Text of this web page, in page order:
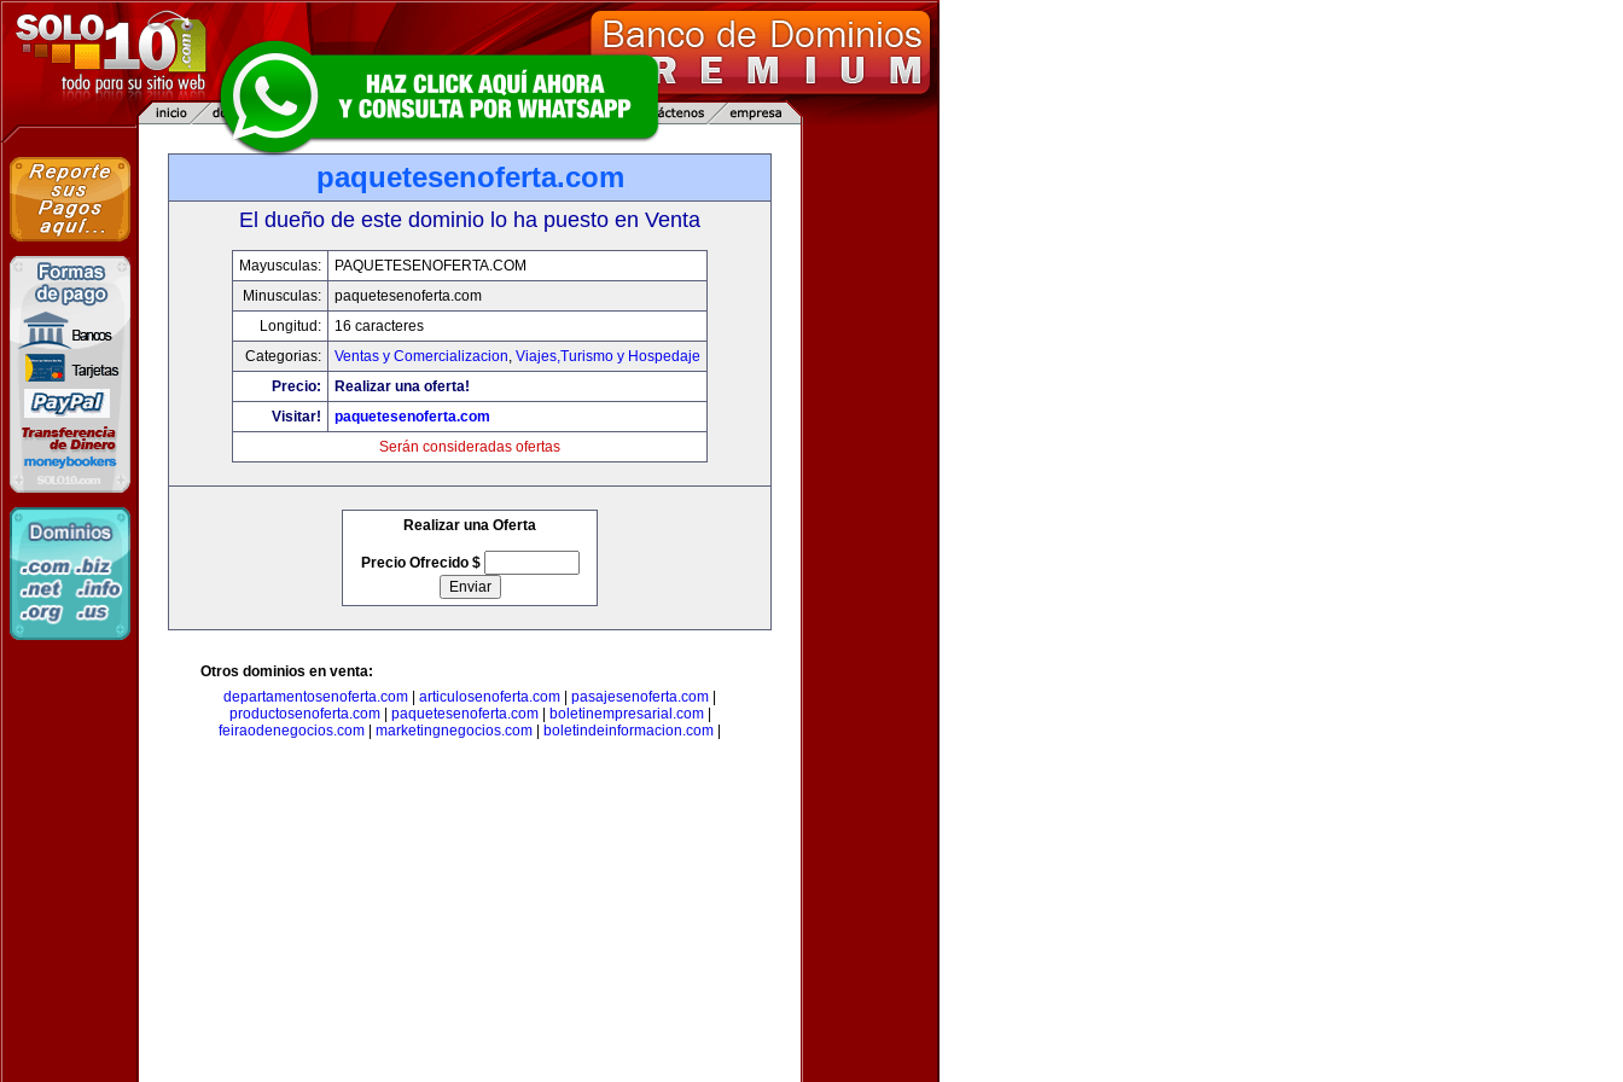
paquetesenoferta.com
El dueño de este dominio lo ha puesto en Venta
Mayusculas:
PAQUETESENOFERTA.COM
Minusculas:
paquetesenoferta.com
Longitud:
16 caracteres
Categorias:
Ventas y Comercializacion, Viajes,Turismo y Hospedaje
Precio:
Realizar una oferta!
Visitar!
paquetesenoferta.com
Serán consideradas ofertas
Realizar una Oferta
Precio Ofrecido $
Otros dominios en venta:
departamentosenoferta.com
articulosenoferta.com pasajesenoferta.com
productosenoferta.com| paquetesenoferta.com| boletinempresarial.com|
feiraodenegocios.com
marketingnegocios.com boletindeinformacion.com